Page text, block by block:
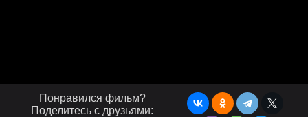
Понравился фильм?
Поделитесь с друзьями: